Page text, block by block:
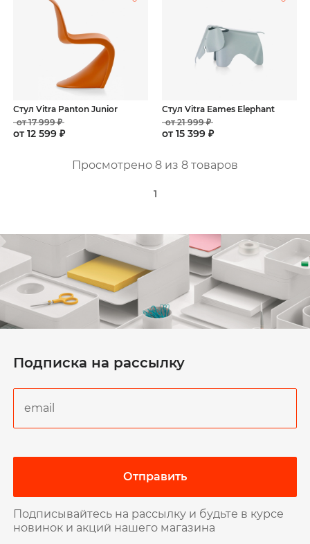
Стул Vitra Panton Junior
от 17 999 ₽
от 12 599 ₽
Стул Vitra Eames Elephant
от 21 999 ₽
от 15 399 ₽
Просмотрено 8 из 8 товаров
1
Подписка на рассылку
Отправить
Подписывайтесь на рассылку и будьте в курсе
новинок и акций нашего магазина